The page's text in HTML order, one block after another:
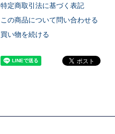
特定商取引法に基づく表記
この商品について問い合わせる
買い物を続ける